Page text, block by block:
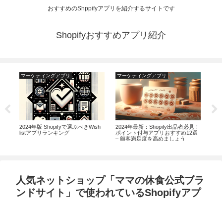
おすすめのShppifyアプリを紹介するサイトです
Shopifyおすすめアプリ紹介
マーケティングアプリ
2024年版 Shopifyで選ぶべきWish
listアプリランキング
マーケティングアプリ
2024年最新：Shopify出品者必見！
ポイント付与アプリおすすめ12選
– 顧客満足度を高めましょう
人気ネットショップ「ママの休食公式ブラ
ンドサイト」で使われているShopifyアプ